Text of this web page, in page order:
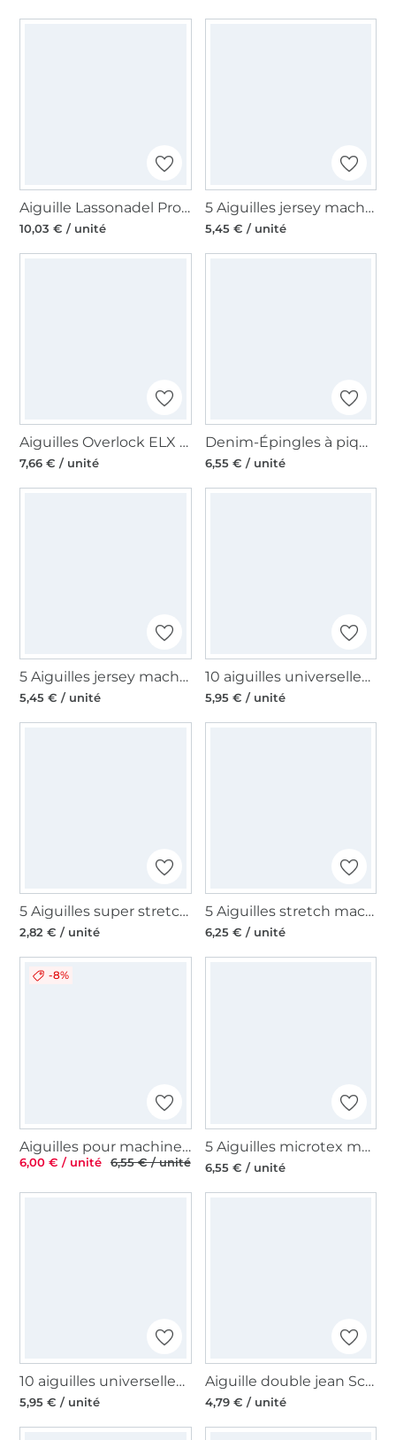
Aiguille Lassonadel Professional
10,03 € / unité
5 Aiguilles jersey machine à coudre Organ, 130/705 H, 80
5,45 € / unité
Aiguilles Overlock ELX 705, 80-90
7,66 € / unité
Denim-Épingles à piquer 130/705, Denim 90-110
6,55 € / unité
5 Aiguilles jersey machine à coudre Organ, 130/705 H, 70
5,45 € / unité
10 aiguilles universelles machine à coudre Organ Needles 130/705 H, 70
5,95 € / unité
5 Aiguilles super stretch machine à coudre Madeira, 130/705 H, 75-90
2,82 € / unité
5 Aiguilles stretch machine à coudre Prym 130/705, H-S
6,25 € / unité
-8%
Aiguilles pour machines à coudres 130/705, Stretch 90
6,00 € / unité 6,55 € / unité
5 Aiguilles microtex machine à coudre Organ, 130/705 H, 60-70
6,55 € / unité
10 aiguilles universelles machine à coudre Organ Needles 130/705 H, 70-90
5,95 € / unité
Aiguille double jean Schmetz, 130/705 100/4,0 mm
4,79 € / unité